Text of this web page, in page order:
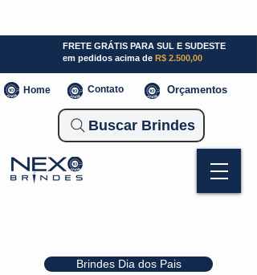
Brindes Dia dos Pais
FRETE GRÁTIS PARA SUL E SUDESTE
em pedidos acima de R$ 2.500,00
Home Contato Orçamentos
Buscar Brindes